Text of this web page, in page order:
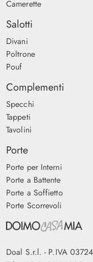
Camerette
Salotti
Divani
Poltrone
Pouf
Complementi
Specchi
Tappeti
Tavolini
Porte
Porte per Interni
Porte a Battente
Porte a Soffietto
Porte Scorrevoli
Doal S.r.l. - P.IVA